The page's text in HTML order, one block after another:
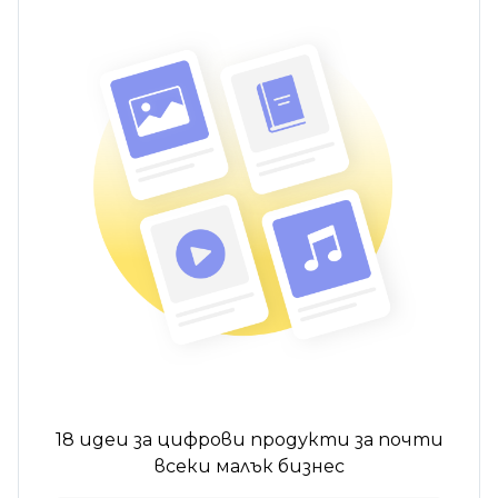
18 идеи за цифрови продукти за почти
всеки малък бизнес